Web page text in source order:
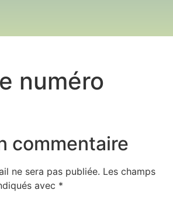
numéro
commentaire
ne sera pas publiée. Les champs
avec *